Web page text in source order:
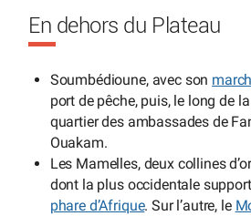
En dehors du Plateau
Soumbédioune, avec son
port de pêche, puis, le long de
quartier des ambassades de
Ouakam.
Les Mamelles, deux collines
dont la plus occidentale
phare d’Afrique. Sur l’autre, le